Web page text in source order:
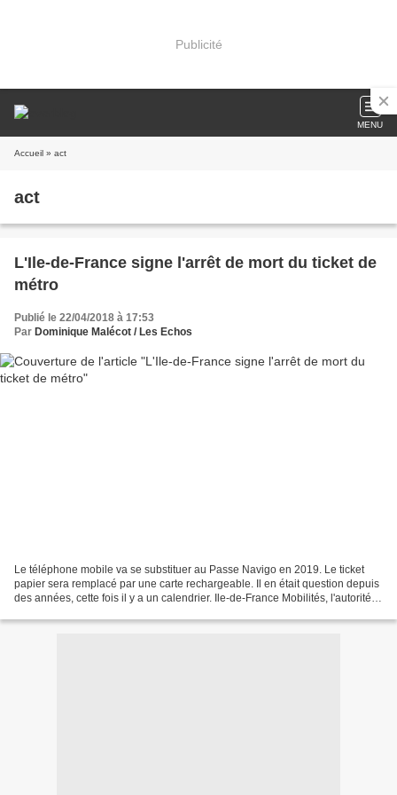
Publicité
MENU
Accueil » act
act
L'Ile-de-France signe l'arrêt de mort du ticket de
métro
Publié le 22/04/2018 à 17:53
Par Dominique Malécot / Les Echos
Le téléphone mobile va se substituer au Passe Navigo en 2019. Le ticket
papier sera remplacé par une carte rechargeable. Il en était question depuis
des années, cette fois il y a un calendrier. Ile-de-France Mobilités, l'autorité